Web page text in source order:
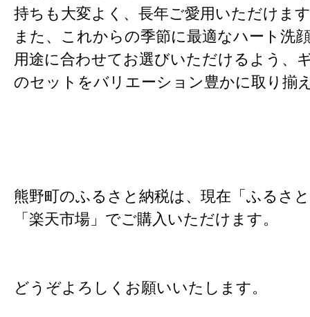
持ちも大変よく、長年ご愛用いただけま
また、これからの季節に最適なハート洗
用途に合わせてお選びいただけるよう、
のセットをバリエーション豊かに取り揃
熊野町のふるさと納税は、現在「ふるさ
「楽天市場」でご購入いただけます。
どうぞよろしくお願いいたします。